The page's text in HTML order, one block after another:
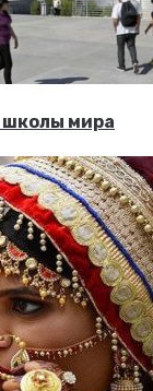
школы мира